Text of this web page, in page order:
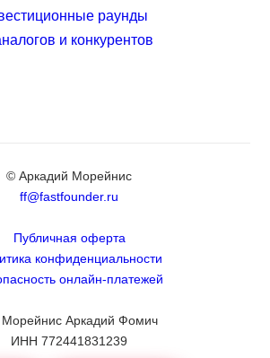
раунды
и конкурентов
© Аркадий Морейнис
ff@fastfounder.ru
Публичная оферта
конфиденциальности
онлайн-платежей
Аркадий Фомич
ИНН 772441831239